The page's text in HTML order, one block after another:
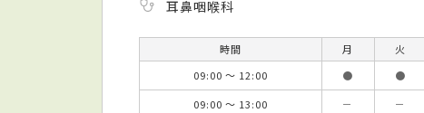
耳鼻咽喉科
時間 月 火
09:00 ～ 12:00
● ●
09:00 ～ 13:00
－ －